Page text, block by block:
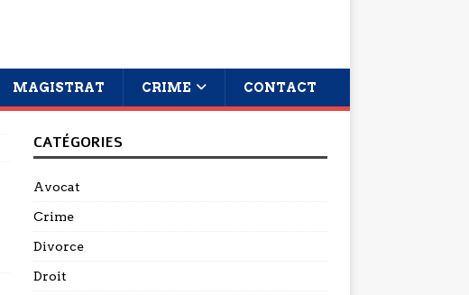
MAGISTRAT CRIME CONTACT
CATÉGORIES
Avocat
Crime
Divorce
Droit